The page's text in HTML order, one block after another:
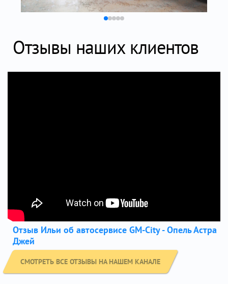
Отзывы наших клиентов
Отзыв Ильи об автосервисе GM-City - Опель Астра
Джей
СМОТРЕТЬ ВСЕ ОТЗЫВЫ НА НАШЕМ КАНАЛЕ